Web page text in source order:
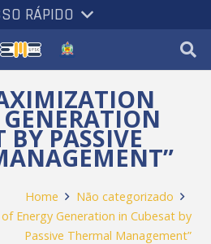
RÁPIDO
BY PASSIVE
Home
Não categorizado
Energy Generation in Cubesat by
Passive Thermal Management”